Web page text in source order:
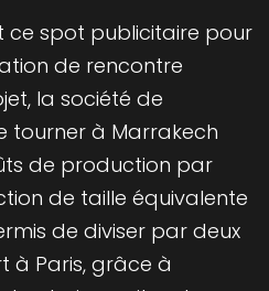
ce spot publicitaire pour
de rencontre
la société de
tourner à Marrakech
de production par
de taille équivalente
de diviser par deux
Paris, grâce à